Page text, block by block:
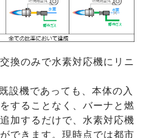
換のみで水素対応機にリニ
設機であっても、本体の入
することなく、バーナと燃
加するだけで、水素対応機
できます。現時点では都市